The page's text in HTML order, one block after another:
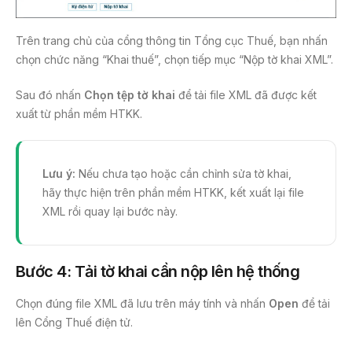
Trên trang chủ của cổng thông tin Tổng cục Thuế, bạn nhấn
chọn chức năng “Khai thuế”, chọn tiếp mục “Nộp tờ khai XML”.
Sau đó nhấn Chọn tệp tờ khai để tải file XML đã được kết
xuất từ phần mềm HTKK.
Lưu ý: Nếu chưa tạo hoặc cần chỉnh sửa tờ khai,
hãy thực hiện trên phần mềm HTKK, kết xuất lại file
XML rồi quay lại bước này.
Bước 4: Tải tờ khai cần nộp lên hệ thống
Chọn đúng file XML đã lưu trên máy tính và nhấn Open để tải
lên Cổng Thuế điện tử.